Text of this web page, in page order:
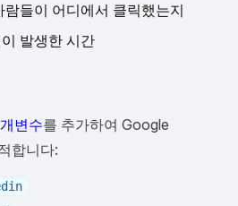
들이 어디에서 클릭했는지
발생한 시간
변수를 추가하여 Google
합니다: